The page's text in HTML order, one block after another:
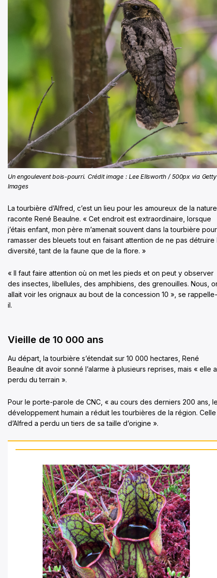
Un engoulevent bois-pourri. Crédit image : Lee Ellsworth / 500px via Getty
Images
La tourbière d’Alfred, c’est un lieu pour les amoureux de la
raconte René Beaulne. « Cet endroit est extraordinaire, lorsque
j’étais enfant, mon père m’amenait souvent dans la tourbière pour
ramasser des bleuets tout en faisant attention de ne pas détruire
diversité, tant de la faune que de la flore. »
« Il faut faire attention où on met les pieds et on peut y observer
des insectes, libellules, des amphibiens, des grenouilles. Nous,
allait voir les orignaux au bout de la concession 10 », se
il.
Vieille de 10 000 ans
Au départ, la tourbière s’étendait sur 10 000 hectares, René
Beaulne dit avoir sonné l’alarme à plusieurs reprises, mais « elle a
perdu du terrain ».
Pour le porte-parole de CNC, « au cours des derniers 200 ans,
développement humain a réduit les tourbières de la région. Celle
d’Alfred a perdu un tiers de sa taille d’origine ».